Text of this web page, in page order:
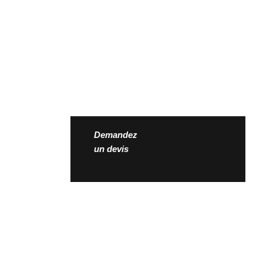
Demandez
un devis